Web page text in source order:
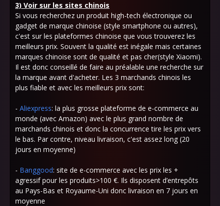
3) Voir sur les sites chinois
Si vous recherchez un produit high-tech électronique ou
gadget de marque chinoise (style smartphone ou autres),
c'est sur les plateformes chinoise que vous trouverez les
meilleurs prix. Souvent la qualité est inégale mais certaines
marques chinoise sont de qualité et pas cher(style Xiaomi).
Il est donc conseillé de faire au préalable une recherche sur
la marque avant d'acheter. Les 3 marchands chinois les
plus fiable et avec les meilleurs prix sont:
- Aliexpress: la plus grosse plateforme de e-commerce au
monde (avec Amazon) avec le plus grand nombre de
marchands chinois et donc la concurrence tire les prix vers
le bas. Par contre, niveau livraison, c'est assez long (20
jours en moyenne)
- Banggood: site de e-commerce avec les prix les +
agressif pour les produits>100 €. Ils disposent d’entrepôts
au Pays-Bas et Royaume-Uni donc livraison en 7 jours en
moyenne